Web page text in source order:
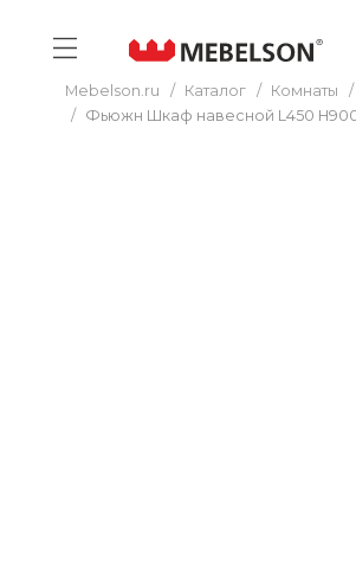
Mebelson.ru / Каталог / Комнаты /
/ Фьюжн Шкаф навесной L450 Н900